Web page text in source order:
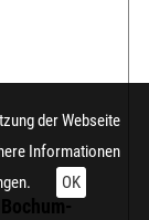
der Webseite
Informationen
OK